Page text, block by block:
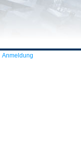
Anmeldung